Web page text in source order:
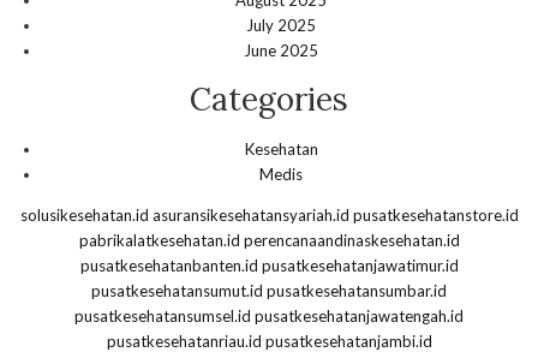
July 2025
June 2025
Categories
Kesehatan
Medis
solusikesehatan.id asuransikesehatansyariah.id pusatkesehatanstore.id
pabrikalatkesehatan.id perencanaandinaskesehatan.id
pusatkesehatanbanten.id pusatkesehatanjawatimur.id
pusatkesehatansumut.id pusatkesehatansumbar.id
pusatkesehatansumsel.id pusatkesehatanjawatengah.id
pusatkesehatanriau.id pusatkesehatanjambi.id